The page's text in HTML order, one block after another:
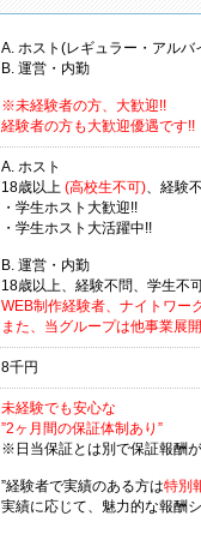
A. ホスト(レギュラー・アルバ
B. 運営・内勤
※未経験者の方、大歓迎!!
経験者の方も大歓迎優遇です!!
A. ホスト
18歳以上 (高校生不可)、経験
・学生ホスト大歓迎!!
・学生ホスト大活躍中!!
B. 運営・内勤
18歳以上、経験不問、学生不
WEB制作経験者、ナイトワー
また、当グループは他事業展
8千円
未経験でも安心な
”2ヶ月間の保証体制あり”
※日当保証とは別で保証報酬
”経験者で実績のある方は特別
実績に応じて、魅力的な報酬